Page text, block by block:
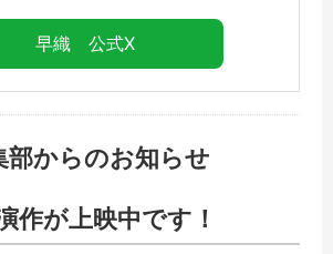
早織 公式X
部からのお知らせ
作が上映中です！